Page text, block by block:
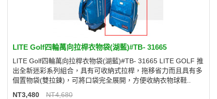
LITE Golf四輪萬向拉桿衣物袋(湖藍)#TB- 31665
LITE Golf四輪萬向拉桿衣物袋(湖藍)#TB- 31665 LITE GOLF 推
出全新迷彩系列組合，具有可收納式拉桿，拖移省力而且具有多
個置物袋(雙拉鍊)，可將口袋完全展開，方便收納衣物球鞋..
NT3,480
NT4,680